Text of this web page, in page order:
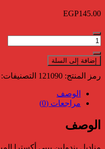
EGP145.00
كمية
PENDULINE
BABY
EXTRA
WIPES
مبلله
إضافة إلى السلة
رمز المنتج: 121090 التصنيفات:
الوصف
مراجعات (0)
الوصف
مناديل بندولين بيبي أكسترا